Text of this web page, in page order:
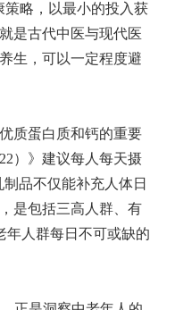
策略，以最小的投入获
是古代中医与现代医
生，可以一定程度避
质蛋白质和钙的重要
）》建议每人每天摄
品不仅能补充人体日
是包括三高人群、有
年人群每日不可或缺的